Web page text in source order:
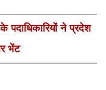
पदाधिकारियों ने प्रदेश
भेंट